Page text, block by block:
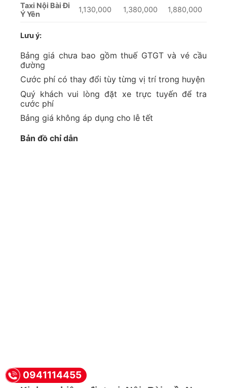
Taxi Nội Bài Đi
Ý Yên
1,130,000 1,380,000 1,880,000
Lưu ý:
Bảng giá chưa bao gồm thuế GTGT và vé cầu
đường
Cước phí có thay đổi tùy từng vị trí trong huyện
Quý khách vui lòng đặt xe trực tuyến để tra
cước phí
Bảng giá không áp dụng cho lễ tết
Bản đồ chỉ dẫn
0941114455